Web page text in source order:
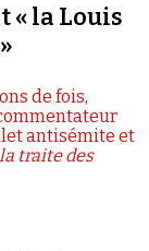
« la Louis
de fois,
antisémite et
traite des